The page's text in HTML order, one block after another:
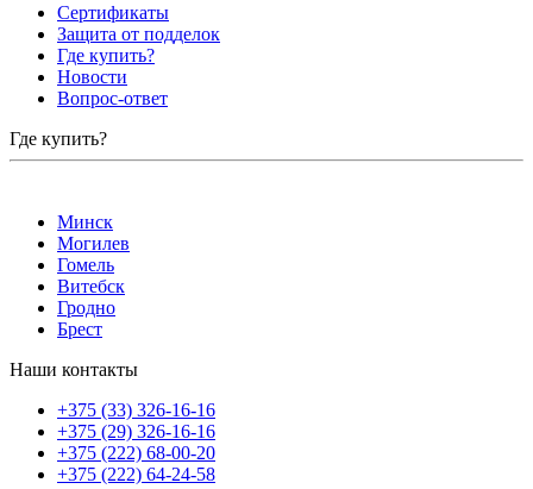
Сертификаты
Защита от подделок
Где купить?
Новости
Вопрос-ответ
Где купить?
Минск
Могилев
Гомель
Витебск
Гродно
Брест
Наши контакты
+375 (33) 326-16-16
+375 (29) 326-16-16
+375 (222) 68-00-20
+375 (222) 64-24-58